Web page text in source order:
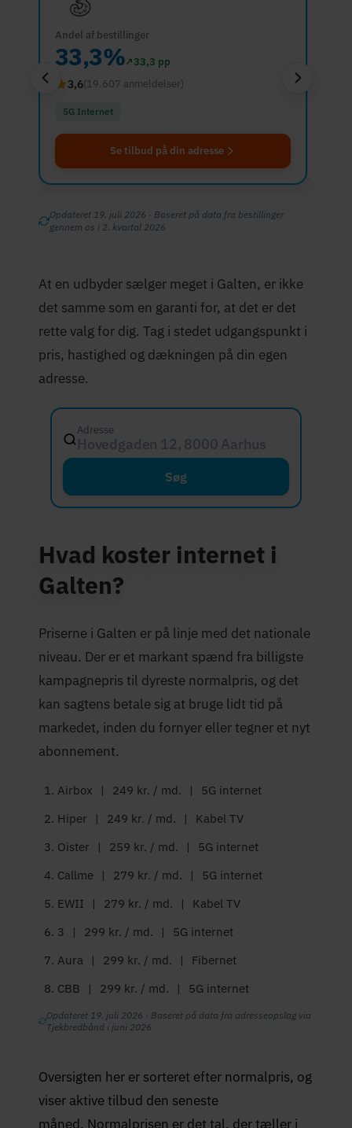
Andel af bestillinger
33,3%↗33,3 pp
3,6(19.607 anmeldelser)
5G Internet
Se tilbud på din adresse
Opdateret 19. juli 2026 · Baseret på data fra bestillinger
gennem os i 2. kvartal 2026
At en udbyder sælger meget i Galten, er ikke
det samme som en garanti for, at det er det
rette valg for dig. Tag i stedet udgangspunkt i
pris, hastighed og dækningen på din egen
adresse.
Adresse
Hovedgaden 12, 8000 Aarhus C
Søg
Hvad koster internet i
Galten?
Priserne i Galten er på linje med det nationale
niveau. Der er et markant spænd fra billigste
kampagnepris til dyreste normalpris, og det
kan sagtens betale sig at bruge lidt tid på
markedet, inden du fornyer eller tegner et nyt
abonnement.
Airbox | 249 kr. / md. |
5G internet
Hiper
| 249 kr. / md. |
Kabel TV
Oister
| 259 kr. / md. |
5G internet
Callme
| 279 kr. / md. |
5G internet
EWII
| 279 kr. / md. |
Kabel TV
3
| 299 kr. / md. |
5G internet
Aura
| 299 kr. / md. |
Fibernet
CBB
| 299 kr. / md. | 5G internet
Opdateret 19. juli 2026 · Baseret på data fra adresseopslag via
Tjekbredbånd i juni 2026
Oversigten her er sorteret efter normalpris, og
viser aktive tilbud den seneste
måned. Normalprisen er det tal, der tæller i